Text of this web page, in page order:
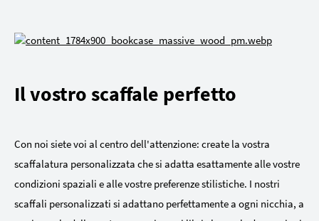
Il vostro scaffale perfetto
Con noi siete voi al centro dell'attenzione: create la vostra
scaffalatura personalizzata che si adatta esattamente alle vostre
condizioni spaziali e alle vostre preferenze stilistiche. I nostri
scaffali personalizzati si adattano perfettamente a ogni nicchia, a